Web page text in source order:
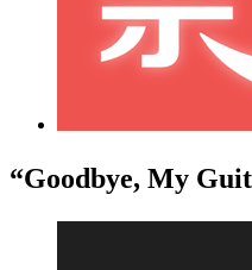
“Goodbye, My